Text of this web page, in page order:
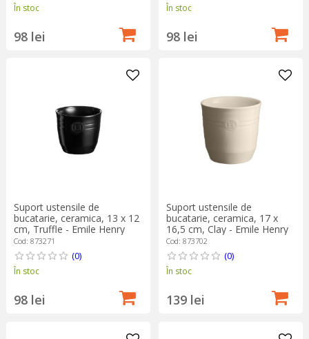
În stoc
98 lei
În stoc
98 lei
Suport ustensile de
bucatarie, ceramica, 13 x 12
cm, Truffle - Emile Henry
Cod: 873271
(0)
În stoc
98 lei
Suport ustensile de
bucatarie, ceramica, 17 x
16,5 cm, Clay - Emile Henry
Cod: 873702
(0)
În stoc
139 lei